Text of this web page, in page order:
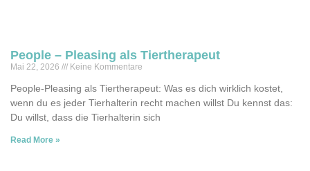
People – Pleasing als Tiertherapeut
Mai 22, 2026 Keine Kommentare
People-Pleasing als Tiertherapeut: Was es dich wirklich kostet,
wenn du es jeder Tierhalterin recht machen willst Du kennst das:
Du willst, dass die Tierhalterin sich
Read More »